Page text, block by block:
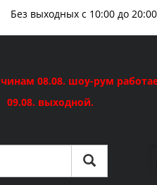
Без выходных с 10:00 до 20:00
08.08. шоу-рум
09.08. выходной.